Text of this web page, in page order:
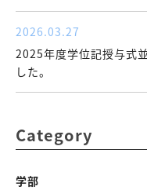
2026.03.27
2025年度学位記授与式
した。
Category
学部